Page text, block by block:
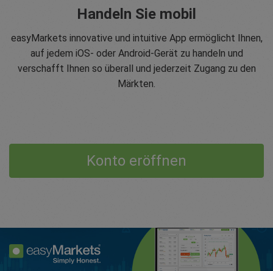
Handeln Sie mobil
easyMarkets innovative und intuitive App ermöglicht Ihnen,
auf jedem iOS- oder Android-Gerät zu handeln und
verschafft Ihnen so überall und jederzeit Zugang zu den
Märkten.
Konto eröffnen